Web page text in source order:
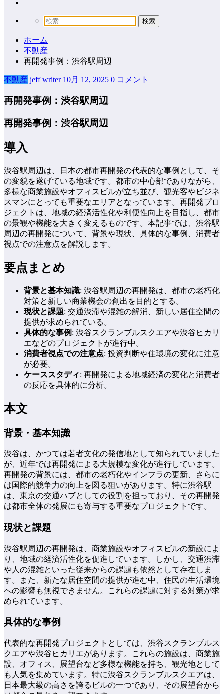
ホーム
不動産
再開発事例：渋谷駅周辺
不動産 jeff writer 10月 12, 2025 0 コメント
再開発事例：渋谷駅周辺
再開発事例：渋谷駅周辺
導入
渋谷駅周辺は、日本の都市再開発の代表的な事例として、そ
の変貌を遂げている地域です。都市の中心部でありながら、
多様な商業施設やオフィスビルが立ち並び、観光客やビジネ
スマンにとっても重要なエリアとなっています。再開発プロ
ジェクトは、地域の経済活性化や利便性向上を目指し、都市
の景観や機能を大きく変えるものです。本記事では、渋谷駅
周辺の再開発について、背景や現状、具体的な事例、消費者
視点での注意点を解説します。
要点まとめ
背景と基本知識: 渋谷駅周辺の再開発は、都市の老朽化
対策と新しい商業機会の創出を目的とする。
現状と課題: 交通渋滞や混雑の解消、新しい居住空間の
提供が求められている。
具体的な事例 : 渋谷スクランブルスクエアや渋谷ヒカリ
エなどのプロジェクトが進行中。
消費者視点での注意点: 投資判断や住環境の変化に注意
が必要。
ケーススタディ: 再開発による地域経済の変化と消費者
の反応を具体的に分析。
本文
背景・基本知識
渋谷は、かつては若者文化の発信地として知られていました
が、近年では再開発による大規模な変化が進行しています。
再開発の背景には、都市の老朽化やインフラの更新、さらに
は国際的競争力の向上を図る狙いがあります。特に渋谷駅
は、東京の交通ハブとしての役割を担っており、その再開発
は都市全体の発展にも寄与する重要なプロジェクトです。
現状と課題
渋谷駅周辺の再開発は、商業施設やオフィスビルの新設によ
り、地域の経済活性化を促進しています。しかし、交通渋滞
や人の混雑といった従来からの課題も依然として存在しま
す。また、新たな居住空間の提供が進む中、住民の生活環境
への影響も無視できません。これらの課題に対する対策が求
められています。
具体的な事例
代表的な再開発プロジェクトとしては、渋谷スクランブルス
クエアや渋谷ヒカリエがあります。これらの施設は、商業施
設、オフィス、展望台など多様な機能を持ち、観光地として
も人気を集めています。特に渋谷スクランブルスクエアは、
日本最大級の高さを誇るビルの一つであり、その展望台から